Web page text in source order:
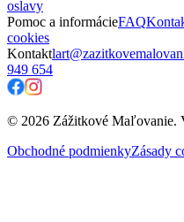
oslavy
Pomoc a informácieFAQ
cookies
Kontakt
949 654
© 2026 Zážitkové Maľovanie.
Obchodné podmienkyZásady